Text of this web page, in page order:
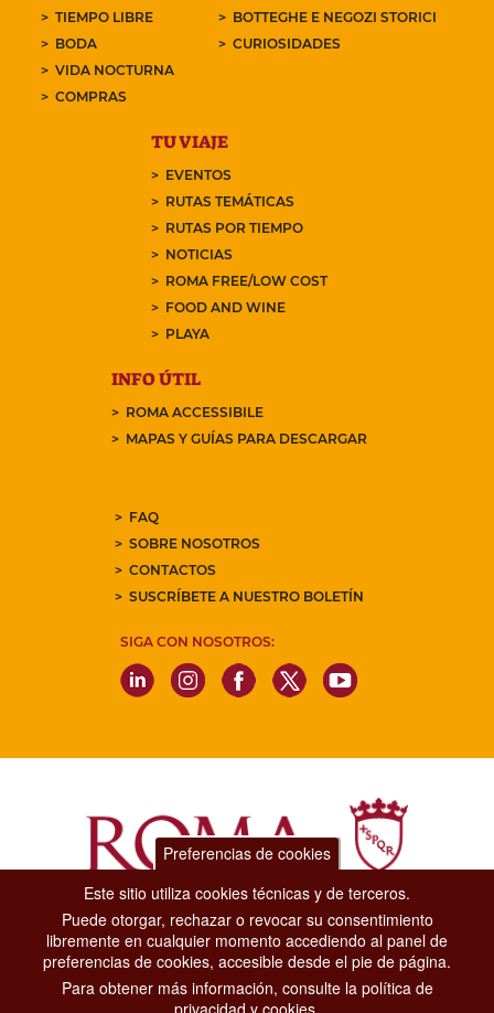
TIEMPO LIBRE
BODA
VIDA NOCTURNA
COMPRAS
BOTTEGHE E NEGOZI STORICI
CURIOSIDADES
TU VIAJE
EVENTOS
RUTAS TEMÁTICAS
RUTAS POR TIEMPO
NOTICIAS
ROMA FREE/LOW COST
FOOD AND WINE
PLAYA
INFO ÚTIL
ROMA ACCESSIBILE
MAPAS Y GUÍAS PARA DESCARGAR
FAQ
SOBRE NOSOTROS
CONTACTOS
SUSCRÍBETE A NUESTRO BOLETÍN
SIGA CON NOSOTROS:
Dipartimento Grandi Eventi, Sport, Turismo e Moda.
Via di San Basilio, 51
00187 Roma
Preferencias de cookies
Este sitio utiliza cookies técnicas y de terceros.
Puede otorgar, rechazar o revocar su consentimiento
libremente en cualquier momento accediendo al panel de
preferencias de cookies, accesible desde el pie de página.
Para obtener más información, consulte la política de
privacidad y cookies.